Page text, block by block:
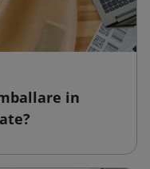
in